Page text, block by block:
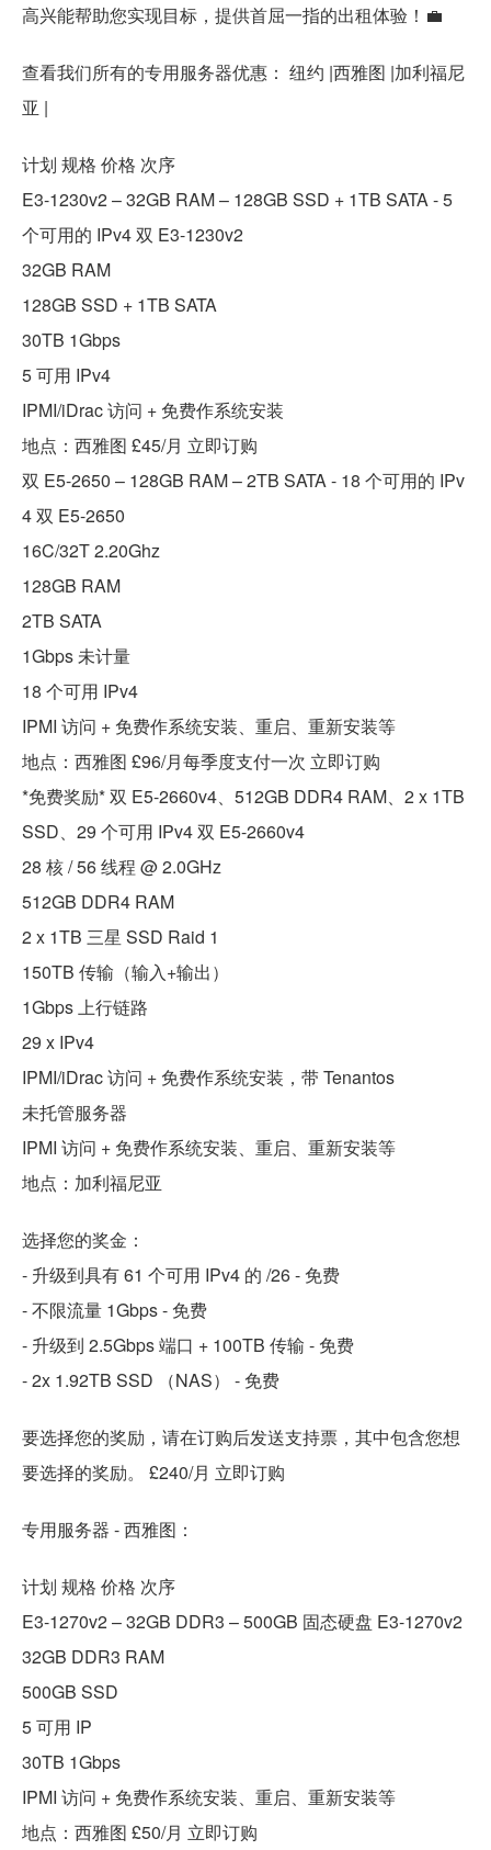
高兴能帮助您实现目标，提供首屈一指的出租体验！💼
查看我们所有的专用服务器优惠： 纽约 |西雅图 |加利福尼
亚 |
计划 规格 价格 次序
E3-1230v2 – 32GB RAM – 128GB SSD + 1TB SATA - 5
个可用的 IPv4 双 E3-1230v2
32GB RAM
128GB SSD + 1TB SATA
30TB 1Gbps
5 可用 IPv4
IPMI/iDrac 访问 + 免费作系统安装
地点：西雅图 £45/月 立即订购
双 E5-2650 – 128GB RAM – 2TB SATA - 18 个可用的 IPv
4 双 E5-2650
16C/32T 2.20Ghz
128GB RAM
2TB SATA
1Gbps 未计量
18 个可用 IPv4
IPMI 访问 + 免费作系统安装、重启、重新安装等
地点：西雅图 £96/月每季度支付一次 立即订购
*免费奖励* 双 E5-2660v4、512GB DDR4 RAM、2 x 1TB
SSD、29 个可用 IPv4 双 E5-2660v4
28 核 / 56 线程 @ 2.0GHz
512GB DDR4 RAM
2 x 1TB 三星 SSD Raid 1
150TB 传输（输入+输出）
1Gbps 上行链路
29 x IPv4
IPMI/iDrac 访问 + 免费作系统安装，带 Tenantos
未托管服务器
IPMI 访问 + 免费作系统安装、重启、重新安装等
地点：加利福尼亚
选择您的奖金：
- 升级到具有 61 个可用 IPv4 的 /26 - 免费
- 不限流量 1Gbps - 免费
- 升级到 2.5Gbps 端口 + 100TB 传输 - 免费
- 2x 1.92TB SSD （NAS） - 免费
要选择您的奖励，请在订购后发送支持票，其中包含您想
要选择的奖励。 £240/月 立即订购
专用服务器 - 西雅图：
计划 规格 价格 次序
E3-1270v2 – 32GB DDR3 – 500GB 固态硬盘 E3-1270v2
32GB DDR3 RAM
500GB SSD
5 可用 IP
30TB 1Gbps
IPMI 访问 + 免费作系统安装、重启、重新安装等
地点：西雅图 £50/月 立即订购